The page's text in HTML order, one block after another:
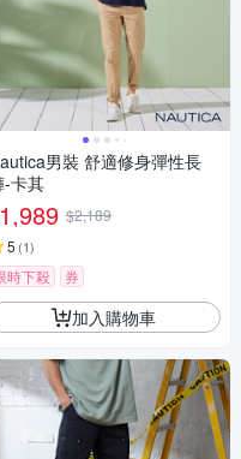
男裝 舒適修身彈性長
-卡其
1,989 $2,189
5 (1)
時下殺 券
加入購物車